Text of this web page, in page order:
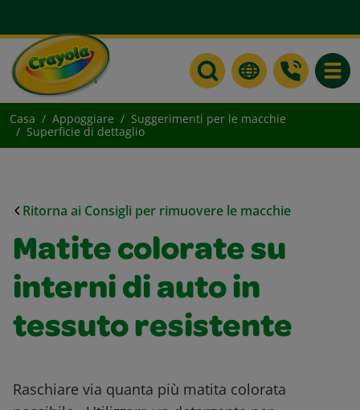
Casa Appoggiare
Suggerimenti per le macchie
Superficie di dettaglio
Ritorna ai Consigli per rimuovere le macchie
Matite colorate su
interni di auto in
tessuto resistente
Raschiare via quanta più matita colorata